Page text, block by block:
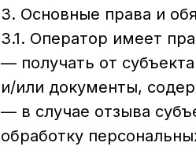
3. Основные права и
3.1. Оператор имеет
— получать от
и/или документы,
— в случае отзыва
обработку